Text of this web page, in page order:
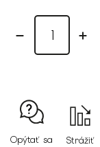
Opýtať sa Strážiť